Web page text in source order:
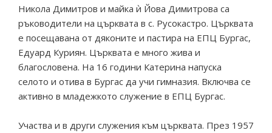
Никола Димитров и майка ѝ Йова Димитрова са
ръководители на църквата в с. Русокастро. Църквата
е посещавана от дяконите и пастира на ЕПЦ Бургас,
Едуард Куриян. Църквата е много жива и
благословена. На 16 години Катерина напуска
селото и отива в Бургас да учи гимназия. Включва се
активно в младежкото служение в ЕПЦ Бургас.
Участва и в други служения към църквата. През 1957